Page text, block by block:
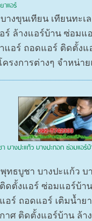
าแอร์
างขุนเทียน เทียนทะเ
ร์ ล้างแอร์บ้าน ซ่อมแ
แอร์ ถอดแอร์ ติดตั้งแ
รงการต่างๆ จำหน่าย
บางปะแก้ว บางปะกอก ซ่อมแอร์
ทธบูชา บางปะแก้ว บ
ดตั้งแอร์ ซ่อมแอร์บ้า
อร์ ถอดแอร์ เติมน้ำย
าศ ติดตั้งแอร์บ้าน ล้า